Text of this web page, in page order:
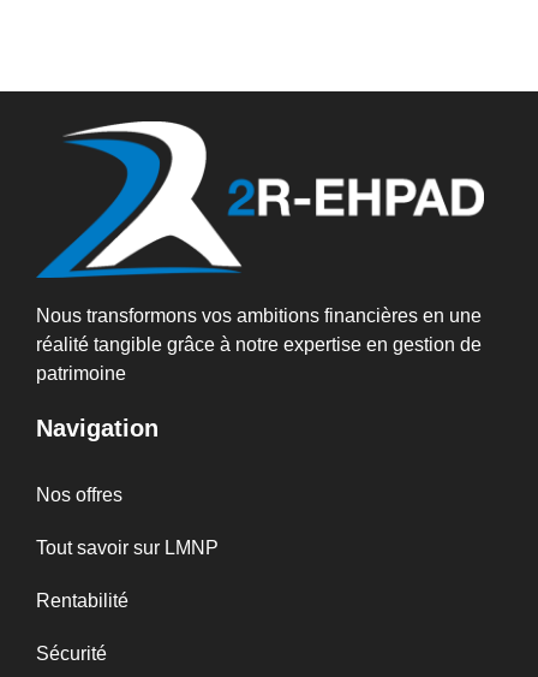
Nous transformons vos ambitions financières en une
réalité tangible grâce à notre expertise en gestion de
patrimoine
Navigation
Nos offres
Tout savoir sur LMNP
Rentabilité
Sécurité